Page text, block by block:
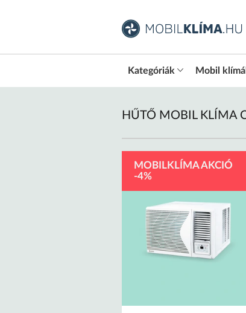
Kategóriák Mobil
HŰTŐ MOBIL KLÍMA
MOBILKLÍMA AKCIÓ
-4%